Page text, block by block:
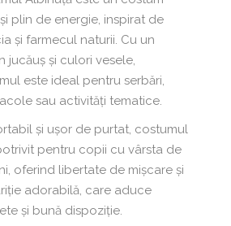
plin de energie, inspirat de
și farmecul naturii. Cu un
jucăuș și culori vesele,
este ideal pentru serbări,
sau activități tematice.
și ușor de purtat, costumul
pentru copii cu vârsta de
oferind libertate de mișcare și
adorabilă, care aduce
și bună dispoziție.